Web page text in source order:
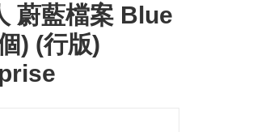
蔚藍檔案 Blue
) (行版)